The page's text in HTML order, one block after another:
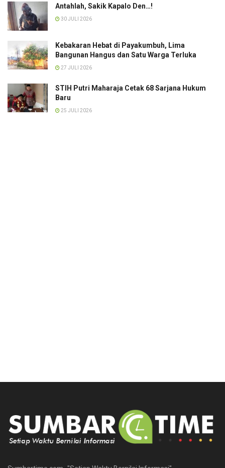
Antahlah, Sakik Kapalo Den…!
30 JULI 2026
Kebakaran Hebat di Payakumbuh, Lima
Bangunan Hangus dan Satu Warga Terluka
27 JULI 2026
STIH Putri Maharaja Cetak 68 Sarjana Hukum
Baru
25 JULI 2026